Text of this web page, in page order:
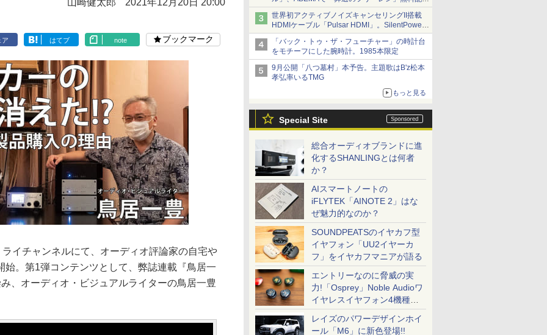
など。夏の特番・配信情報
世界初アクティブノイズキャンセリングII搭載
HDMIケーブル「Pulsar HDMI」。SilentPower
から
「バック・トゥ・ザ・フューチャー」の時計台
をモチーフにした腕時計。1985本限定
9月公開「八つ墓村」本予告。主題歌はB'z松本
孝弘率いるTMG
もっと見る
Special Site
総合オーディオブランドに進
化するSHANLINGとは何者
か？
AIスマートノートの
iFLYTEK「AINOTE 2」はな
ぜ魅力的なのか？
SOUNDPEATSのイヤカフ型
イヤフォン「UU2イヤーカ
フ」をイヤカフマニアが語る
エントリーなのに脅威の実
力!「Osprey」Noble Audioワ
イヤレスイヤフォン4機種を
一気に聴く
レイズのパワーデザインホイ
ール「M6」に新色登場!!
山崎健太郎 2021年12月20日 20:00
ア はてブ note ブックマーク
イチャンネルにて、オーディオ評論家の自宅や
始。第1弾コンテンツとして、弊誌連載『鳥居一
、オーディオ・ビジュアルライターの鳥居一豊